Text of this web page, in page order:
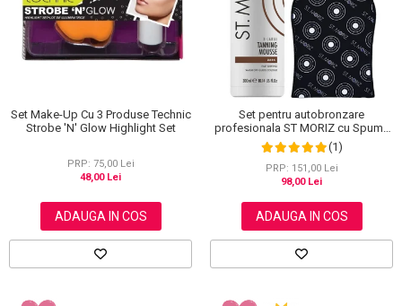
Set Make-Up Cu 3 Produse Technic
Strobe 'N' Glow Highlight Set
PRP: 75,00 Lei
48,00 Lei
ADAUGA IN COS
Set pentru autobronzare
profesionala ST MORIZ cu Spuma
Dark XL si Manusa
(1)
PRP: 151,00 Lei
98,00 Lei
ADAUGA IN COS